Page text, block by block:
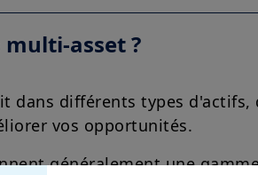
asset ?
dans différents types
vos opportunités.
généralement une